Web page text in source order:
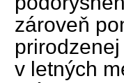
zároveň
v letných